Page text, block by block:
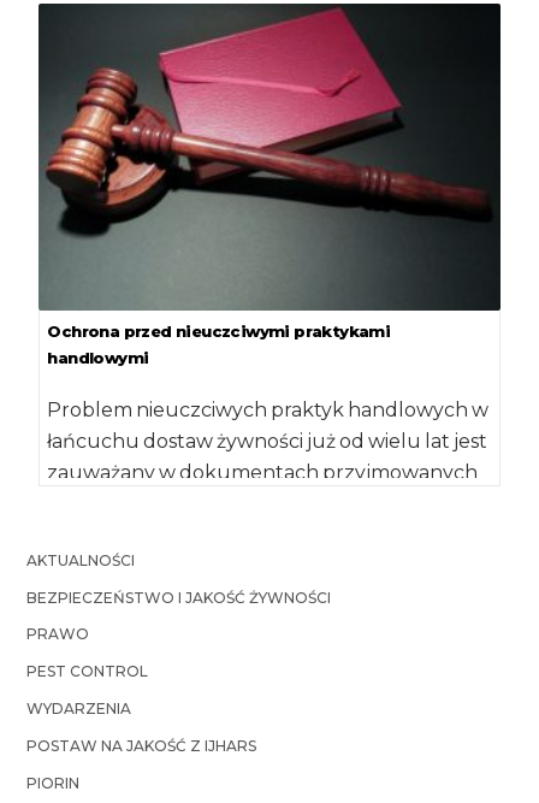
obrocie produktami rolnymi i spożywczymi
Ochrona przed nieuczciwymi praktykami
handlowymi
Problem nieuczciwych praktyk handlowych w
łańcuchu dostaw żywności już od wielu lat jest
zauważany w dokumentach przyjmowanych
AKTUALNOŚCI
BEZPIECZEŃSTWO I JAKOŚĆ ŻYWNOŚCI
PRAWO
PEST CONTROL
WYDARZENIA
POSTAW NA JAKOŚĆ Z IJHARS
PIORIN